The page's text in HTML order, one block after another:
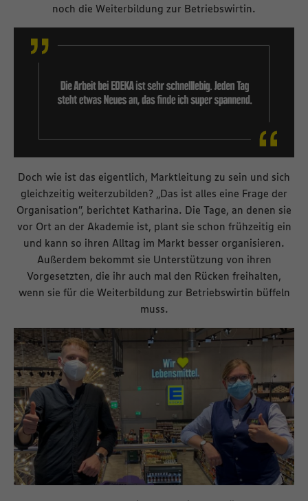
noch die Weiterbildung zur Betriebswirtin.
Doch wie ist das eigentlich, Marktleitung zu sein und sich
gleichzeitig weiterzubilden? „Das ist alles eine Frage der
Organisation”, berichtet Katharina. Die Tage, an denen sie
vor Ort an der Akademie ist, plant sie schon frühzeitig ein
und kann so ihren Alltag im Markt besser organisieren.
Außerdem bekommt sie Unterstützung von ihren
Vorgesetzten, die ihr auch mal den Rücken freihalten,
wenn sie für die Weiterbildung zur Betriebswirtin büffeln
muss.